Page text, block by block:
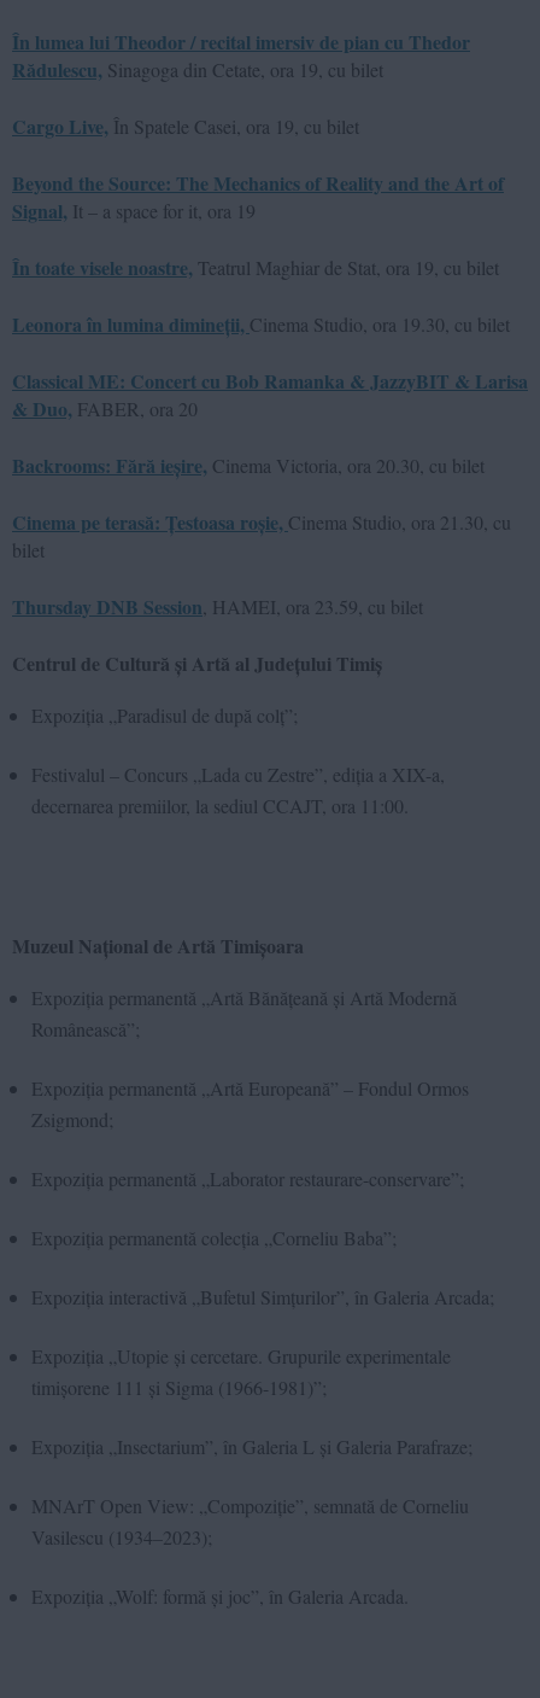
În lumea lui Theodor / recital imersiv de pian cu Thedor
Rădulescu, Sinagoga din Cetate, ora 19, cu bilet
Cargo Live, În Spatele Casei, ora 19, cu bilet
Beyond the Source: The Mechanics of Reality and the Art of
Signal, It – a space for it, ora 19
În toate visele noastre, Teatrul Maghiar de Stat, ora 19, cu bilet
Leonora în lumina dimineții, Cinema Studio, ora 19.30, cu bilet
Classical ME: Concert cu Bob Ramanka & JazzyBIT & Larisa
& Duo, FABER, ora 20
Backrooms: Fără ieșire, Cinema Victoria, ora 20.30, cu bilet
Cinema pe terasă: Țestoasa roșie, Cinema Studio, ora 21.30, cu
bilet
Thursday DNB Session , HAMEI, ora 23.59, cu bilet
Centrul de Cultură și Artă al Județului Timiș
Expoziția „Paradisul de după colț”;
Festivalul – Concurs „Lada cu Zestre”, ediția a XIX-a,
decernarea premiilor, la sediul CCAJT, ora 11:00.
Muzeul Național de Artă Timișoara
Expoziția permanentă „Artă Bănățeană și Artă Modernă
Românească”;
Expoziția permanentă „Artă Europeană” – Fondul Ormos
Zsigmond;
Expoziția permanentă „Laborator restaurare-conservare”;
Expoziția permanentă colecția „Corneliu Baba”;
Expoziția interactivă „Bufetul Simțurilor”, în Galeria Arcada;
Expoziția „Utopie și cercetare. Grupurile experimentale
timișorene 111 și Sigma (1966-1981)”;
Expoziția „Insectarium”, în Galeria L și Galeria Parafraze;
MNArT Open View: „Compoziție”, semnată de Corneliu
Vasilescu (1934–2023);
Expoziția „Wolf: formă și joc”, în Galeria Arcada.